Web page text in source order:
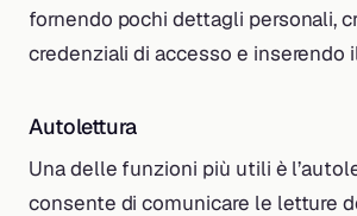
fornendo pochi dettagli personali,
credenziali di accesso e inserendo
Autolettura
Una delle funzioni più utili è
consente di comunicare le letture